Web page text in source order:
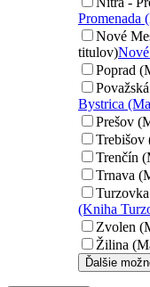
Promenada
Nové
titulov)
Poprad
Bystrica
Prešov
Trenčín
Trnava
(Kniha
Zvolen
Žilina
Ďalšie